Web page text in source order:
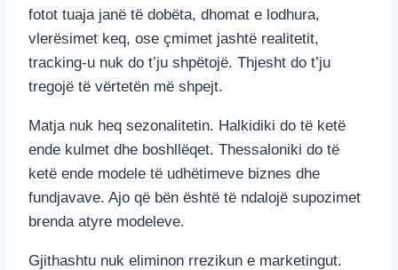
fotot tuaja janë të dobëta, dhomat e lodhura,
vlerësimet keq, ose çmimet jashtë realitetit,
tracking-u nuk do t’ju shpëtojë. Thjesht do t’ju
tregojë të vërtetën më shpejt.
Matja nuk heq sezonalitetin. Halkidiki do të ketë
ende kulmet dhe boshllëqet. Thessaloniki do të
ketë ende modele të udhëtimeve biznes dhe
fundjavave. Ajo që bën është të ndalojë supozimet
brenda atyre modeleve.
Gjithashtu nuk eliminon rrezikun e marketingut.